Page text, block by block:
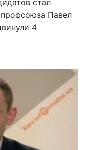
стал
Павел
4